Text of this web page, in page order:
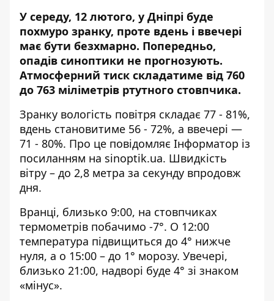
У середу, 12 лютого, у Дніпрі буде
похмуро зранку, проте вдень і ввечері
має бути безхмарно. Попередньо,
опадів синоптики не прогнозують.
Атмосферний тиск складатиме від 760
до 763 міліметрів ртутного стовпчика.
Зранку вологість повітря складає 77 - 81%,
вдень становитиме 56 - 72%, а ввечері —
71 - 80%. Про це повідомляє Інформатор із
посиланням на sinoptik.ua. Швидкість
вітру – до 2,8 метра за секунду впродовж
дня.
Вранці, близько 9:00, на стовпчиках
термометрів побачимо -7°. О 12:00
температура підвищиться до 4° нижче
нуля, а о 15:00 – до 1° морозу. Увечері,
близько 21:00, надворі буде 4° зі знаком
«мінус».